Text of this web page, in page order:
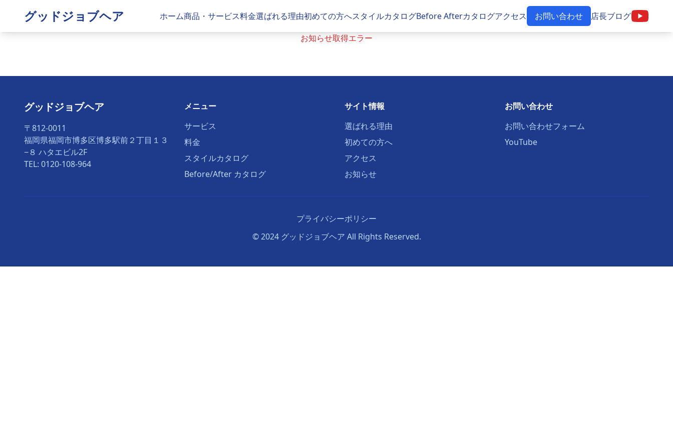
グッドジョブヘア ホーム商品・サービス料金選ばれる理由初めての方へスタイルカタログBefore Afterカタログアクセス お問い合わせ
店長ブログ
お知らせ取得エラー
グッドジョブヘア
〒812-0011
福岡県福岡市博多区博多駅前２丁目１３
−８ ハタエビル2F
TEL: 0120-108-964
メニュー
サービス
料金
スタイルカタログ
Before/After カタログ
サイト情報
選ばれる理由
初めての方へ
アクセス
お知らせ
お問い合わせ
お問い合わせフォーム
YouTube
プライバシーポリシー
© 2024 グッドジョブヘア All Rights Reserved.